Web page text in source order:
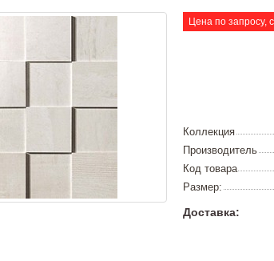
Цена по запросу,
Коллекция
Производитель
Код товара
Размер:
Доставка: